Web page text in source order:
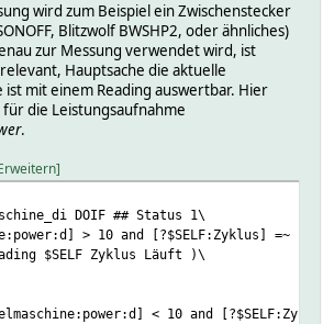
wird zum Beispiel ein Zwischenstecker
Blitzwolf BWSHP2, oder ähnliches)
zur Messung verwendet wird, ist
Hauptsache die aktuelle
ist mit einem Reading auswertbar. Hier
für die Leistungsaufnahme
.
DOIF ## Status 1\
> 10 and [?$SELF:Zyklus] =~
$SELF Zyklus Läuft )\
< 10 and